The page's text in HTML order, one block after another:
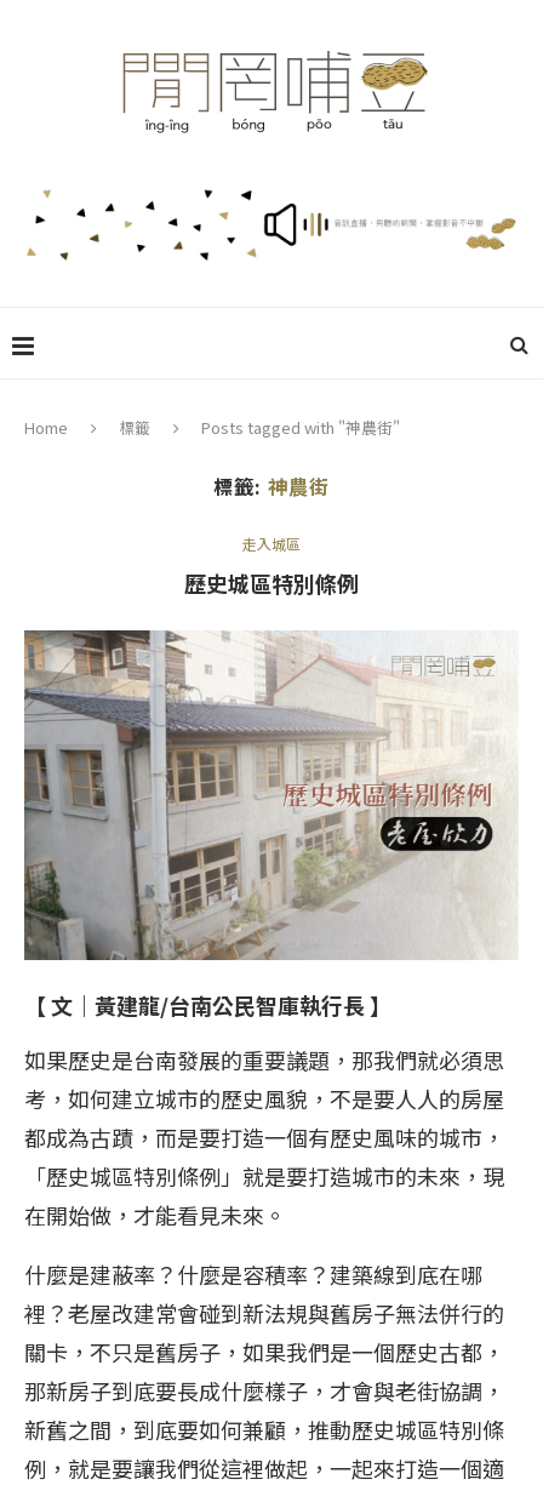
Home 標籤 Posts tagged with "神農街"
標籤: 神農街
走入城區
歷史城區特別條例
【 文｜ 黃建龍/台南公民智庫執行長 】
如果歷史是台南發展的重要議題，那我們就必須思
考，如何建立城市的歷史風貌，不是要人人的房屋
都成為古蹟，而是要打造一個有歷史風味的城市，
「歷史城區特別條例」就是要打造城市的未來，現
在開始做，才能看見未來。
什麼是建蔽率？什麼是容積率？建築線到底在哪
裡？老屋改建常會碰到新法規與舊房子無法併行的
關卡，不只是舊房子，如果我們是一個歷史古都，
那新房子到底要長成什麼樣子，才會與老街協調，
新舊之間，到底要如何兼顧，推動歷史城區特別條
例，就是要讓我們從這裡做起，一起來打造一個適